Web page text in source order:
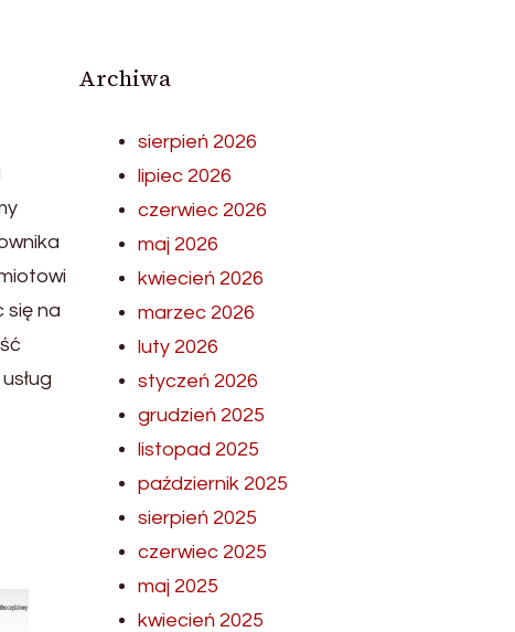
się na
Archiwa
sierpień 2026
lipiec 2026
czerwiec 2026
maj 2026
kwiecień 2026
marzec 2026
luty 2026
styczeń 2026
grudzień 2025
listopad 2025
październik 2025
sierpień 2025
czerwiec 2025
maj 2025
kwiecień 2025